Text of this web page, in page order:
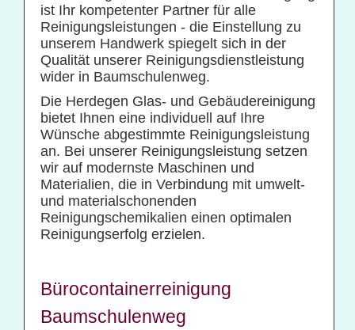
ist Ihr kompetenter Partner für alle
Reinigungsleistungen - die Einstellung zu
unserem Handwerk spiegelt sich in der
Qualität unserer Reinigungsdienstleistung
wider in Baumschulenweg.
Die Herdegen Glas- und Gebäudereinigung
bietet Ihnen eine individuell auf Ihre
Wünsche abgestimmte Reinigungsleistung
an. Bei unserer Reinigungsleistung setzen
wir auf modernste Maschinen und
Materialien, die in Verbindung mit umwelt-
und materialschonenden
Reinigungschemikalien einen optimalen
Reinigungserfolg erzielen.
Bürocontainerreinigung
Baumschulenweg